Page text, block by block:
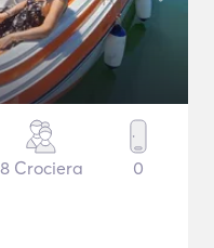
8 Crociera 0